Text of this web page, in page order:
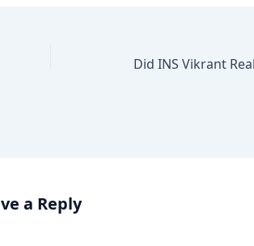
a Reply